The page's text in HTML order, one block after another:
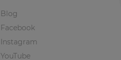
Blog
Facebook
Instagram
YouTube